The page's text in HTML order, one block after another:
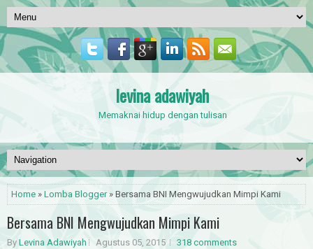
levina adawiyah
Memaknai hidup dengan tulisan
Home » Lomba Blogger» Bersama BNI Mengwujudkan Mimpi Kami
Bersama BNI Mengwujudkan Mimpi Kami
By Levina Adawiyah Agustus 05, 2015
318 comments